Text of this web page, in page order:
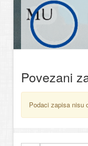
Povezani
Podaci zapisa nisu